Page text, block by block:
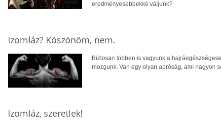
eredményesebbekké váljunk?
Izomláz? Köszönöm, nem.
Biztosan többen is vagyunk a
mozgunk. Van egy olyan apróság, ami nagyon
Izomláz, szeretlek!